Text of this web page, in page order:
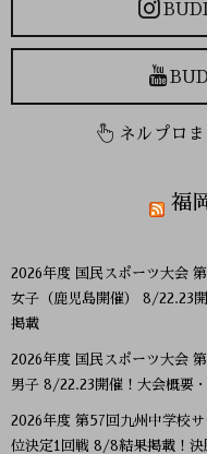
ネルプロ
福
2026年度 国民スポーツ大会
女子（鹿児島開催） 8/22.23
掲載
2026年度 国民スポーツ大会
男子 8/22.23開催！大会概要
2026年度 第57回九州中学校
位決定1回戦 8/8結果掲載！